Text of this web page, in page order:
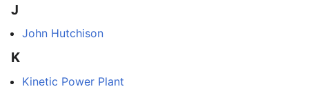
J
John Hutchison
K
Kinetic Power Plant